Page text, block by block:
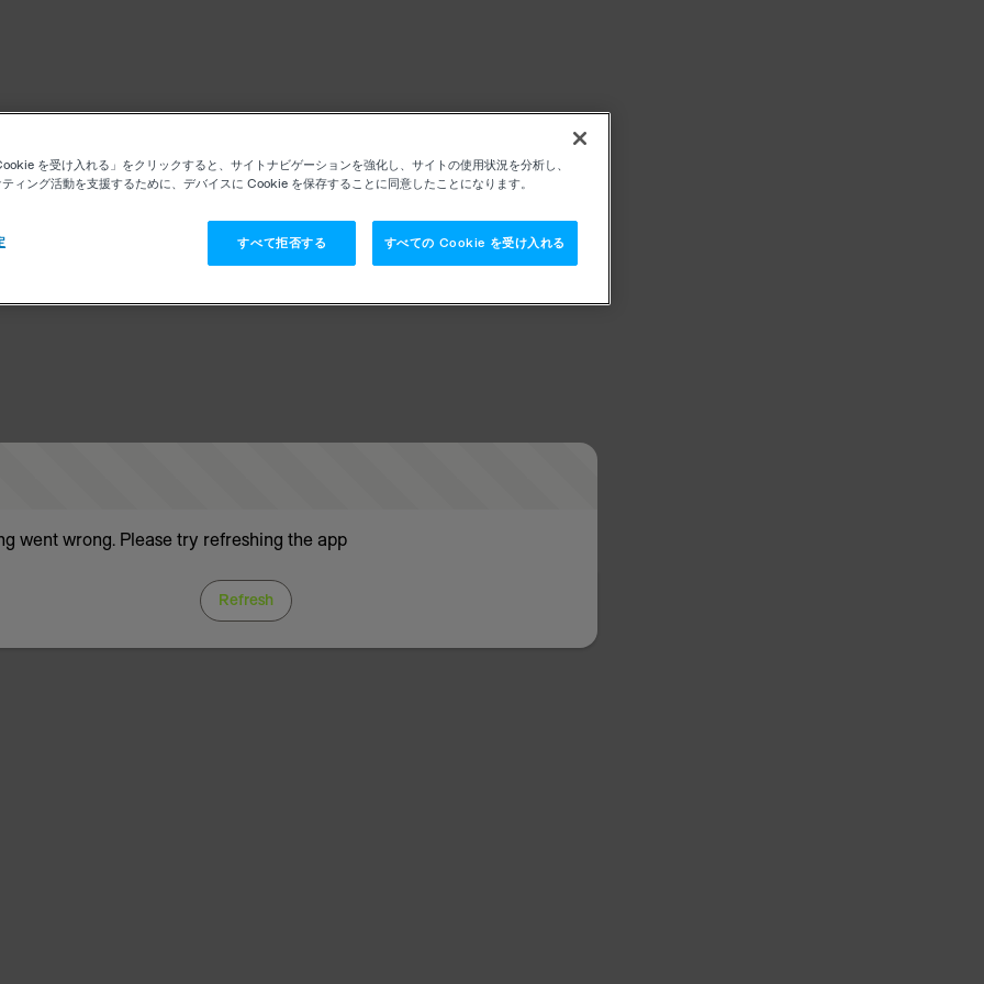
went wrong. Please try refreshing the app
Refresh
を受け入れる」をクリックすると、サイトナビゲーションを強化し、サイトの使用状況を分析し、
ィング活動を支援するために、デバイスに Cookie を保存することに同意したことになります。
すべて拒否する すべての Cookie を受け入れる